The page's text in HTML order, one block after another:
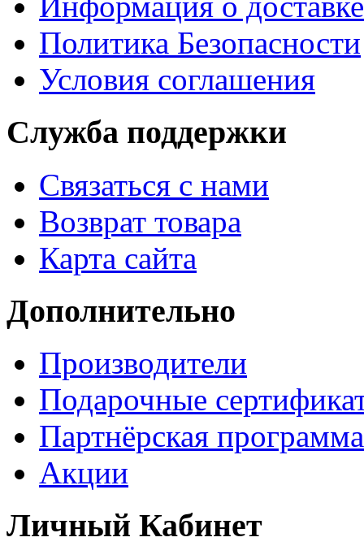
Политика Безопасности
Условия соглашения
Служба поддержки
Связаться с нами
Возврат товара
Карта сайта
Дополнительно
Производители
Подарочные
Партнёрская программа
Акции
Личный Кабинет